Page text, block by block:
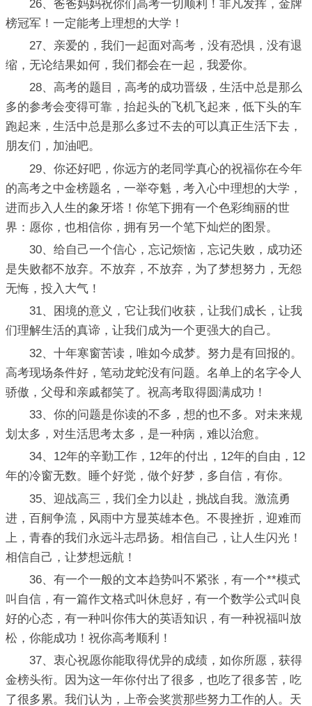
26、爸爸妈妈祝你们高考一切顺利！非凡发挥，金牌
榜冠军！一定能考上理想的大学！
27、亲爱的，我们一起面对高考，没有恐惧，没有退
缩，无论结果如何，我们都会在一起，我爱你。
28、高考的题目，高考的成功晋级，生活中总是那么
多的参考会变得可靠，抬起头的飞机飞起来，低下头的车
跑起来，生活中总是那么多过不去的可以真正生活下去，
朋友们，加油吧。
29、你还好吧，你远方的老同学真心的祝福你在今年
的高考之中金榜题名，一举夺魁，考入心中理想的大学，
进而步入人生的象牙塔！你笔下拥有一个色彩绚丽的世
界：愿你，也相信你，拥有另一个笔下灿烂的图景。
30、给自己一个信心，忘记烦恼，忘记失败，成功还
是失败都不放弃。不放弃，不放弃，为了梦想努力，无怨
无悔，投入大气！
31、困境的意义，它让我们收获，让我们成长，让我
们理解生活的真谛，让我们成为一个更强大的自己。
32、十年寒窗苦读，唯如今成梦。努力是有回报的。
高考现场条件好，笔动龙蛇没有问题。名单上的名字令人
骄傲，父母和亲戚都笑了。祝高考取得圆满成功！
33、你的问题是你读的不多，想的也不多。对未来规
划太多，对生活思考太多，是一种病，难以治愈。
34、12年的辛勤工作，12年的付出，12年的自由，12
年的冷窗无数。睡个好觉，做个好梦，多自信，有你。
35、迎战高三，我们全力以赴，挑战自我。激流勇
进，百舸争流，风雨中方显英雄本色。不畏挫折，迎难而
上，青春的我们永远斗志昂扬。相信自己，让人生闪光！
相信自己，让梦想远航！
36、有一个一般的文本趋势叫不紧张，有一个**模式
叫自信，有一篇作文格式叫休息好，有一个数学公式叫良
好的心态，有一种叫你伟大的英语知识，有一种祝福叫放
松，你能成功！祝你高考顺利！
37、衷心祝愿你能取得优异的成绩，如你所愿，获得
金榜头衔。因为这一年你付出了很多，也吃了很多苦，吃
了很多累。我们认为，上帝会奖赏那些努力工作的人。天